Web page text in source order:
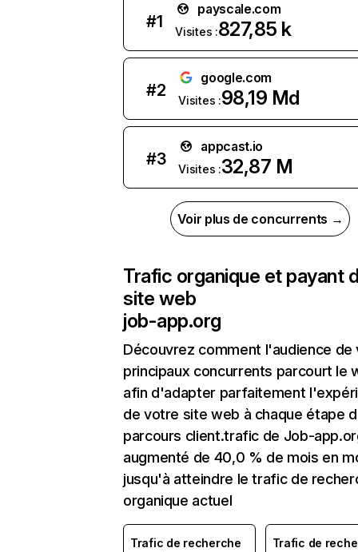
#1
payscale.com
Visites :827,85 k
#2
google.com
Visites :98,19 Md
#3
appcast.io
Visites :32,87 M
Voir plus de concurrents →
Trafic organique et payant
site web
job-app.org
Découvrez comment l'audience de
principaux concurrents parcourt le
afin d'adapter parfaitement
de votre site web à chaque étape
parcours client.trafic de Job-
augmenté de 40,0 % de mois en
jusqu'à atteindre le trafic de
organique actuel
Trafic de recherche
Trafic de